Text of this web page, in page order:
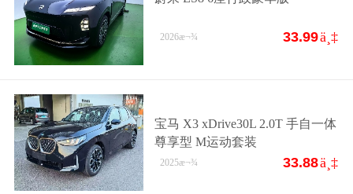
33.99ä¸‡
2026æ¬¾
宝马 X3 xDrive30L 2.0T 手自一体
尊享型 M运动套装
33.88ä¸‡
2025æ¬¾